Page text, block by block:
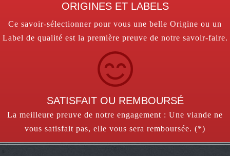
ORIGINES ET LABELS
Ce savoir-sélectionner pour vous une belle Origine ou un
Label de qualité est la première preuve de notre savoir-faire.
SATISFAIT OU REMBOURSÉ
La meilleure preuve de notre engagement : Une viande ne
vous satisfait pas, elle vous sera remboursée. (*)